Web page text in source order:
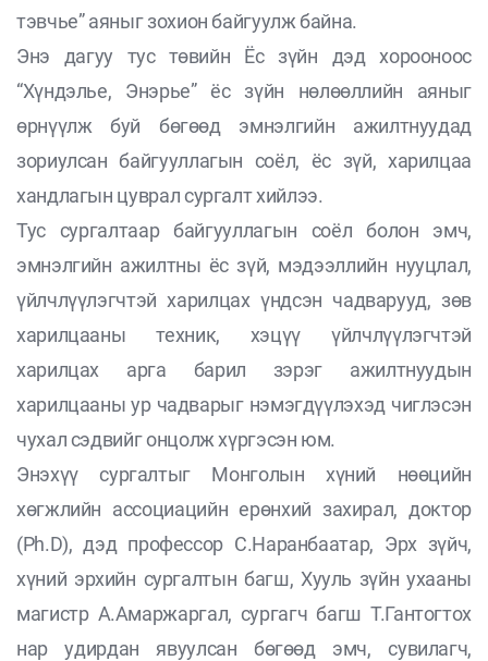
тэвчье” аяныг зохион байгуулж байна.
Энэ дагуу тус төвийн Ёс зүйн дэд хорооноос
“Хүндэлье, Энэрье” ёс зүйн нөлөөллийн аяныг
өрнүүлж буй бөгөөд эмнэлгийн ажилтнуудад
зориулсан байгууллагын соёл, ёс зүй, харилцаа
хандлагын цуврал сургалт хийлээ.
Тус сургалтаар байгууллагын соёл болон эмч,
эмнэлгийн ажилтны ёс зүй, мэдээллийн нууцлал,
үйлчлүүлэгчтэй харилцах үндсэн чадварууд, зөв
харилцааны техник, хэцүү үйлчлүүлэгчтэй
харилцах арга барил зэрэг ажилтнуудын
харилцааны ур чадварыг нэмэгдүүлэхэд чиглэсэн
чухал сэдвийг онцолж хүргэсэн юм.
Энэхүү сургалтыг Монголын хүний нөөцийн
хөгжлийн ассоциацийн ерөнхий захирал, доктор
(Ph.D), дэд профессор С.Наранбаатар, Эрх зүйч,
хүний эрхийн сургалтын багш, Хууль зүйн ухааны
магистр А.Амаржаргал, сургагч багш Т.Гантогтох
нар удирдан явуулсан бөгөөд эмч, сувилагч,